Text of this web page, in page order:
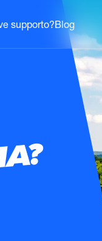
supporto?Blog